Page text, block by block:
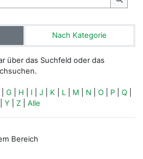
Nach Kategorie
über das Suchfeld oder das
G H I J K L M N O P Q
Y Z Alle
Bereich